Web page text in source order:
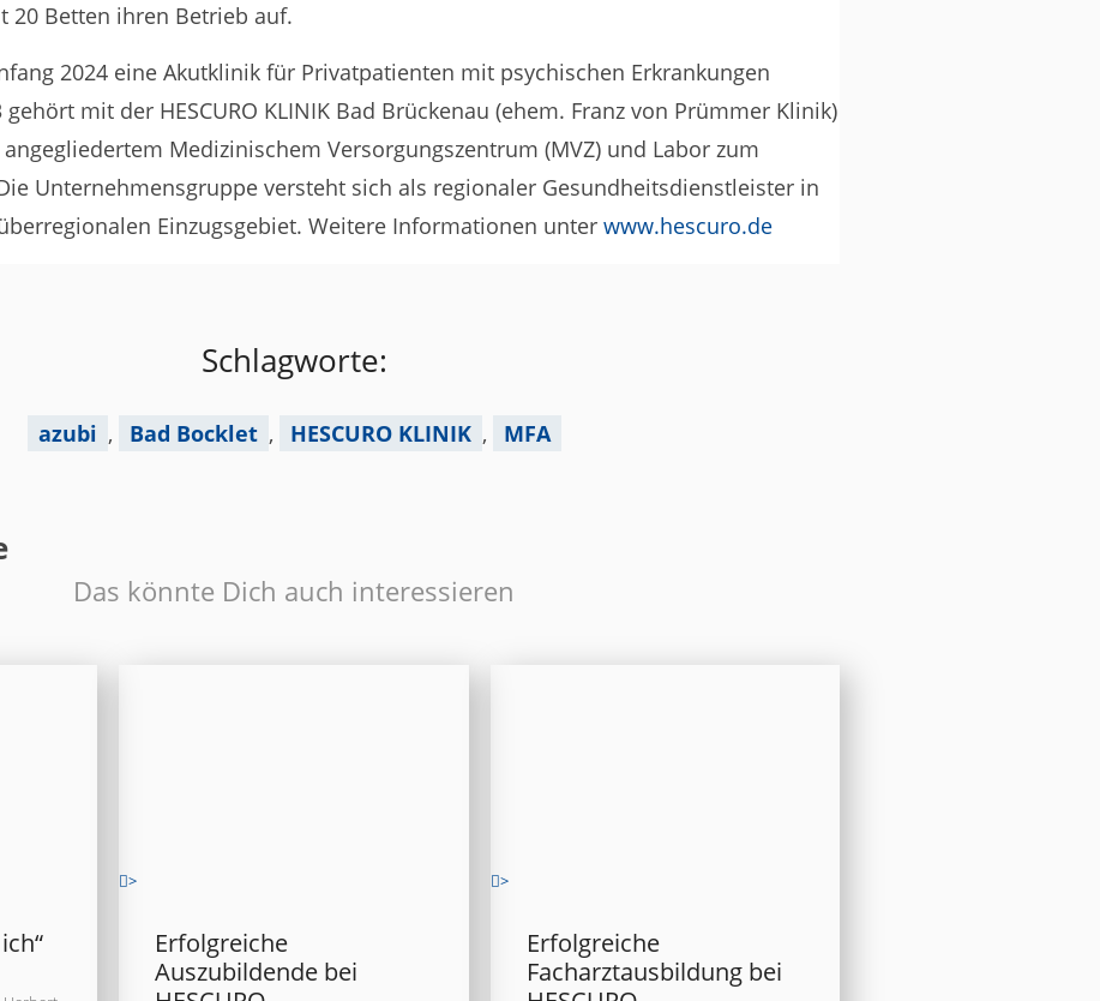
20 Betten ihren Betrieb auf.
2024 eine Akutklinik für Privatpatienten mit psychischen Erkrankungen
mit der HESCURO KLINIK Bad Brückenau (ehem. Franz von Prümmer Klinik)
Medizinischem Versorgungszentrum (MVZ) und Labor zum
Unternehmensgruppe versteht sich als regionaler Gesundheitsdienstleister in
Einzugsgebiet. Weitere Informationen unter www.hescuro.de
Schlagworte:
azubi , Bad Bocklet , HESCURO KLINIK , MFA
Das könnte Dich auch interessieren
>
Erfolgreiche
Auszubildende bei
>
Erfolgreiche
Facharztausbildung bei